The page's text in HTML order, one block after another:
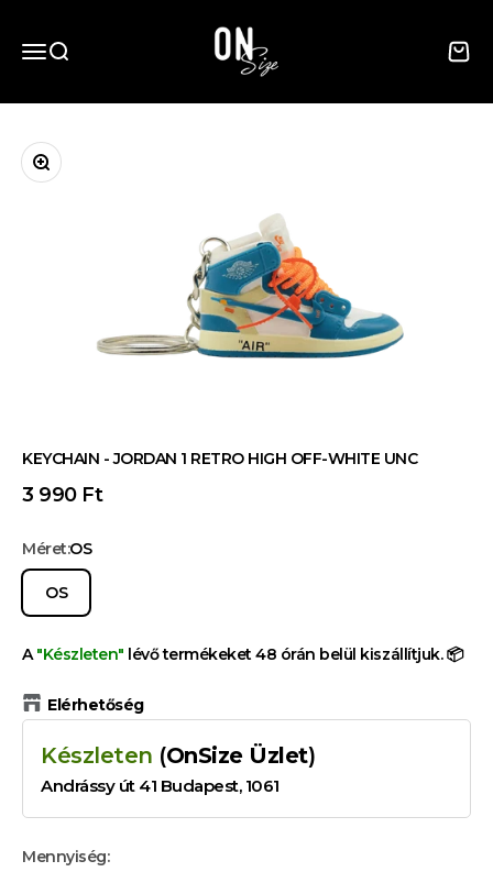
Menü megnyitása
Keresés megnyitása
OnSize
Nagyítás
KEYCHAIN - JORDAN 1 RETRO HIGH OFF-WHITE UNC
Kedvezményes ár
3 990 Ft
Méret:OS
OS
A"Készleten" lévő termékeket 48 órán belül kiszállítjuk. 📦
Elérhetőség
Készleten (OnSize Üzlet)
Andrássy út 41 Budapest, 1061
Mennyiség: